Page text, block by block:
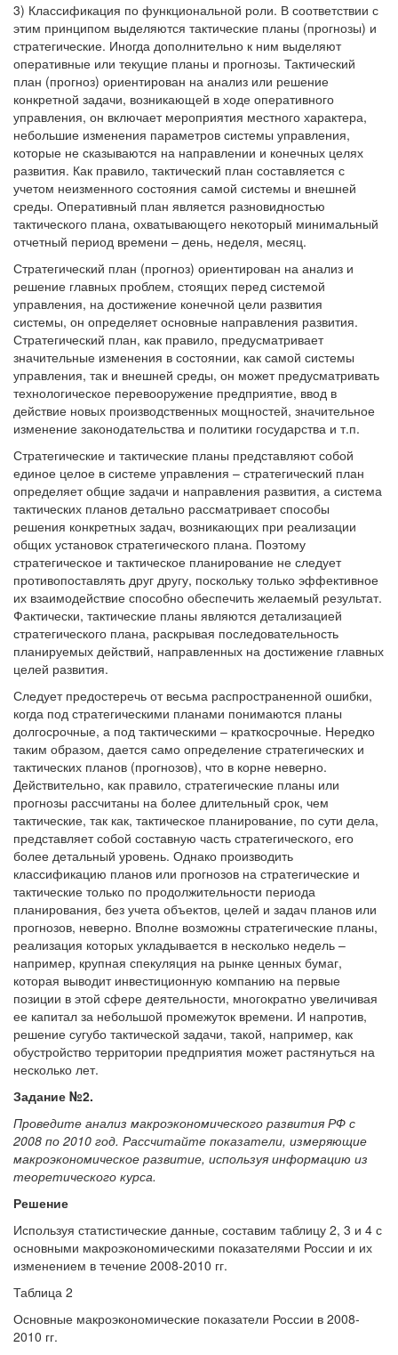
3) Классификация по функциональной роли. В соответствии с
этим принципом выделяются тактические планы (прогнозы) и
стратегические. Иногда дополнительно к ним выделяют
оперативные или текущие планы и прогнозы. Тактический
план (прогноз) ориентирован на анализ или решение
конкретной задачи, возникающей в ходе оперативного
управления, он включает мероприятия местного характера,
небольшие изменения параметров системы управления,
которые не сказываются на направлении и конечных целях
развития. Как правило, тактический план составляется с
учетом неизменного состояния самой системы и внешней
среды. Оперативный план является разновидностью
тактического плана, охватывающего некоторый минимальный
отчетный период времени – день, неделя, месяц.
Стратегический план (прогноз) ориентирован на анализ и
решение главных проблем, стоящих перед системой
управления, на достижение конечной цели развития
системы, он определяет основные направления развития.
Стратегический план, как правило, предусматривает
значительные изменения в состоянии, как самой системы
управления, так и внешней среды, он может предусматривать
технологическое перевооружение предприятие, ввод в
действие новых производственных мощностей, значительное
изменение законодательства и политики государства и т.п.
Стратегические и тактические планы представляют собой
единое целое в системе управления – стратегический план
определяет общие задачи и направления развития, а система
тактических планов детально рассматривает способы
решения конкретных задач, возникающих при реализации
общих установок стратегического плана. Поэтому
стратегическое и тактическое планирование не следует
противопоставлять друг другу, поскольку только эффективное
их взаимодействие способно обеспечить желаемый результат.
Фактически, тактические планы являются детализацией
стратегического плана, раскрывая последовательность
планируемых действий, направленных на достижение главных
целей развития.
Следует предостеречь от весьма распространенной ошибки,
когда под стратегическими планами понимаются планы
долгосрочные, а под тактическими – краткосрочные. Нередко
таким образом, дается само определение стратегических и
тактических планов (прогнозов), что в корне неверно.
Действительно, как правило, стратегические планы или
прогнозы рассчитаны на более длительный срок, чем
тактические, так как, тактическое планирование, по сути дела,
представляет собой составную часть стратегического, его
более детальный уровень. Однако производить
классификацию планов или прогнозов на стратегические и
тактические только по продолжительности периода
планирования, без учета объектов, целей и задач планов или
прогнозов, неверно. Вполне возможны стратегические планы,
реализация которых укладывается в несколько недель –
например, крупная спекуляция на рынке ценных бумаг,
которая выводит инвестиционную компанию на первые
позиции в этой сфере деятельности, многократно увеличивая
ее капитал за небольшой промежуток времени. И напротив,
решение сугубо тактической задачи, такой, например, как
обустройство территории предприятия может растянуться на
несколько лет.
Задание №2.
Проведите анализ макроэкономического развития РФ с
2008 по 2010 год. Рассчитайте показатели, измеряющие
макроэкономическое развитие, используя информацию из
теоретического курса.
Решение
Используя статистические данные, составим таблицу 2, 3 и 4 с
основными макроэкономическими показателями России и их
изменением в течение 2008-2010 гг.
Таблица 2
Основные макроэкономические показатели России в 2008-
2010 гг.